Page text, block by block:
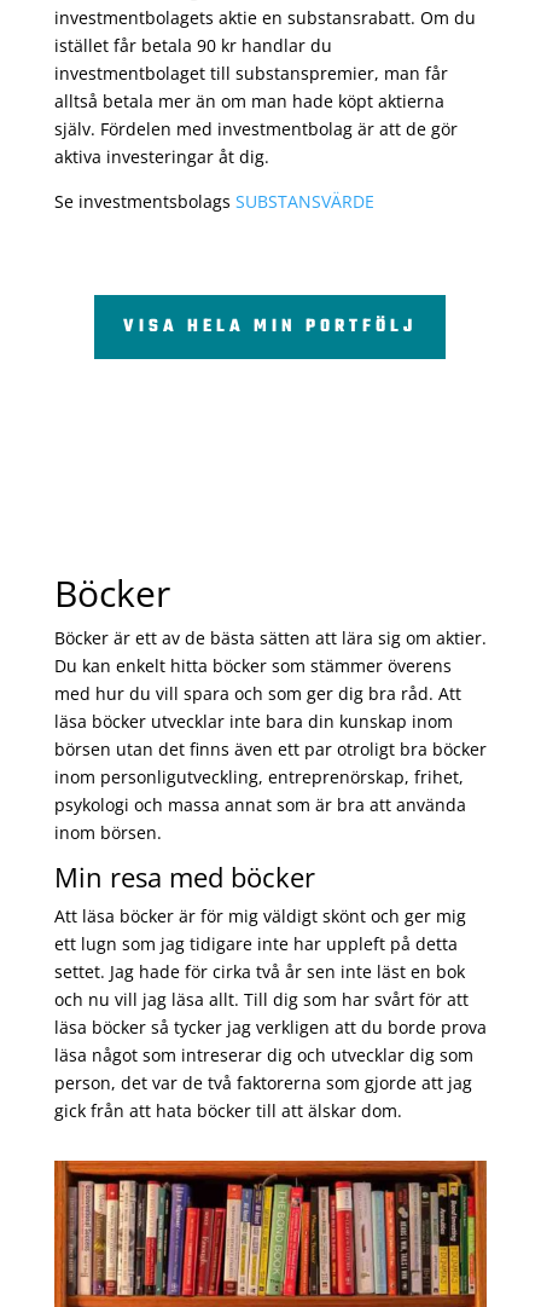
investmentbolagets aktie en substansrabatt. Om du
istället får betala 90 kr handlar du
investmentbolaget till substanspremier, man får
alltså betala mer än om man hade köpt aktierna
själv. Fördelen med investmentbolag är att de gör
aktiva investeringar åt dig.
Se investmentsbolags SUBSTANSVÄRDE
VISA HELA MIN PORTFÖLJ
Böcker
Böcker är ett av de bästa sätten att lära sig om aktier.
Du kan enkelt hitta böcker som stämmer överens
med hur du vill spara och som ger dig bra råd. Att
läsa böcker utvecklar inte bara din kunskap inom
börsen utan det finns även ett par otroligt bra böcker
inom personligutveckling, entreprenörskap, frihet,
psykologi och massa annat som är bra att använda
inom börsen.
Min resa med böcker
Att läsa böcker är för mig väldigt skönt och ger mig
ett lugn som jag tidigare inte har uppleft på detta
settet. Jag hade för cirka två år sen inte läst en bok
och nu vill jag läsa allt. Till dig som har svårt för att
läsa böcker så tycker jag verkligen att du borde prova
läsa något som intreserar dig och utvecklar dig som
person, det var de två faktorerna som gjorde att jag
gick från att hata böcker till att älskar dom.